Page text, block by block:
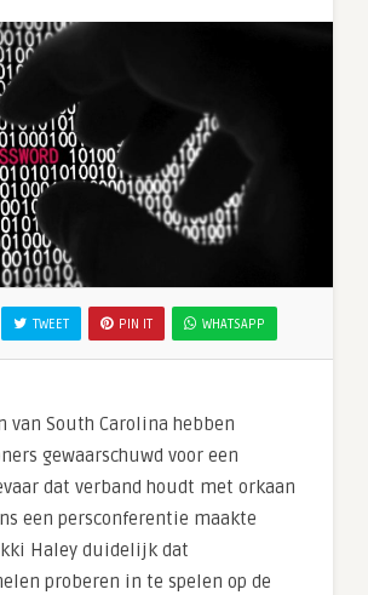
TWEET PIN IT WHATSAPP
van South Carolina hebben
gewaarschuwd voor een
dat verband houdt met orkaan
een persconferentie maakte
Haley duidelijk dat
proberen in te spelen op de